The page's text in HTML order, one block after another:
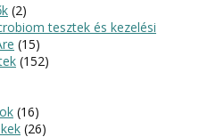
(2)
tesztek és kezelési
(15)
(152)
(16)
(26)